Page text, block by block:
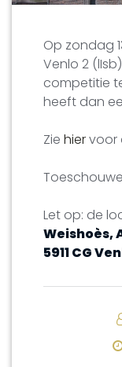
Op zondag
Venlo 2
competitie
heeft dan
Zie hiervoor
Let op: de
Weishoès,
5911 CG